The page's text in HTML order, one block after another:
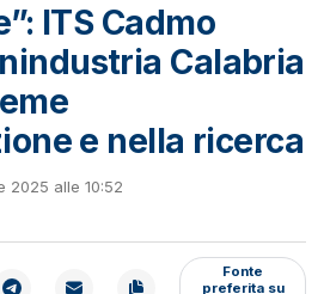
ITS Cadmo
Calabria
e nella ricerca
2025 alle 10:52
Fonte
preferita su